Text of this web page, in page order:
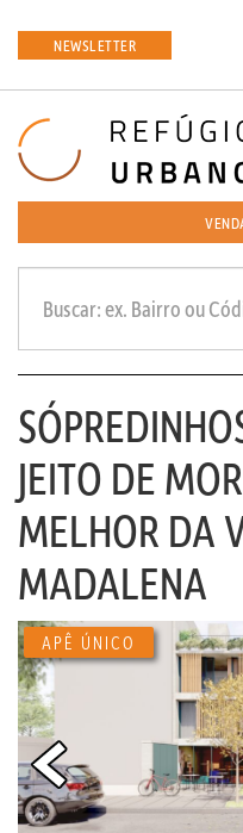
NEWSLETTER
JEITO DE
MELHOR DA
MADALENA
APÊ ÚNICO